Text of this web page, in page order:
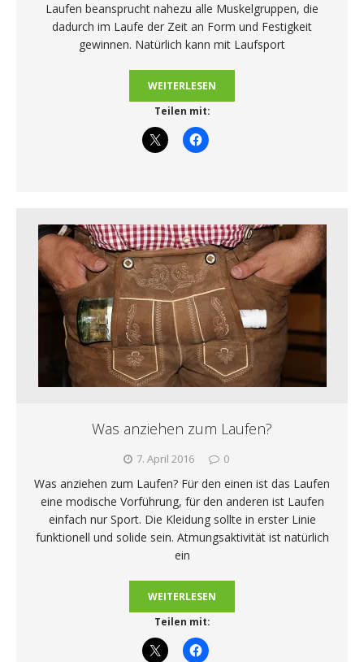
Laufen beansprucht nahezu alle Muskelgruppen, die
dadurch im Laufe der Zeit an Form und Festigkeit
gewinnen. Natürlich kann mit Laufsport
WEITERLESEN
Teilen mit:
Was anziehen zum Laufen?
7. April 2016 0
Was anziehen zum Laufen? Für den einen ist das Laufen
eine modische Vorführung, für den anderen ist Laufen
einfach nur Sport. Die Kleidung sollte in erster Linie
funktionell und solide sein. Atmungsaktivität ist natürlich
ein
WEITERLESEN
Teilen mit: